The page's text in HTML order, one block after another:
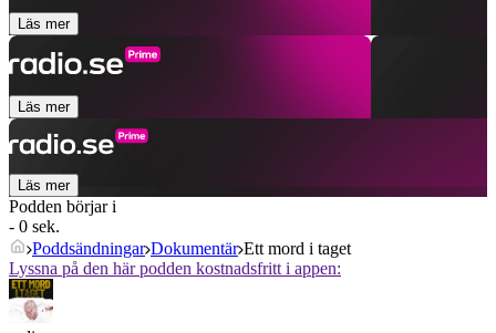
Läs mer
Läs mer
Läs mer
Podden börjar i
- 0 sek.
Poddsändningar Dokumentär Ett mord i taget
Lyssna på den här podden kostnadsfritt i appen: